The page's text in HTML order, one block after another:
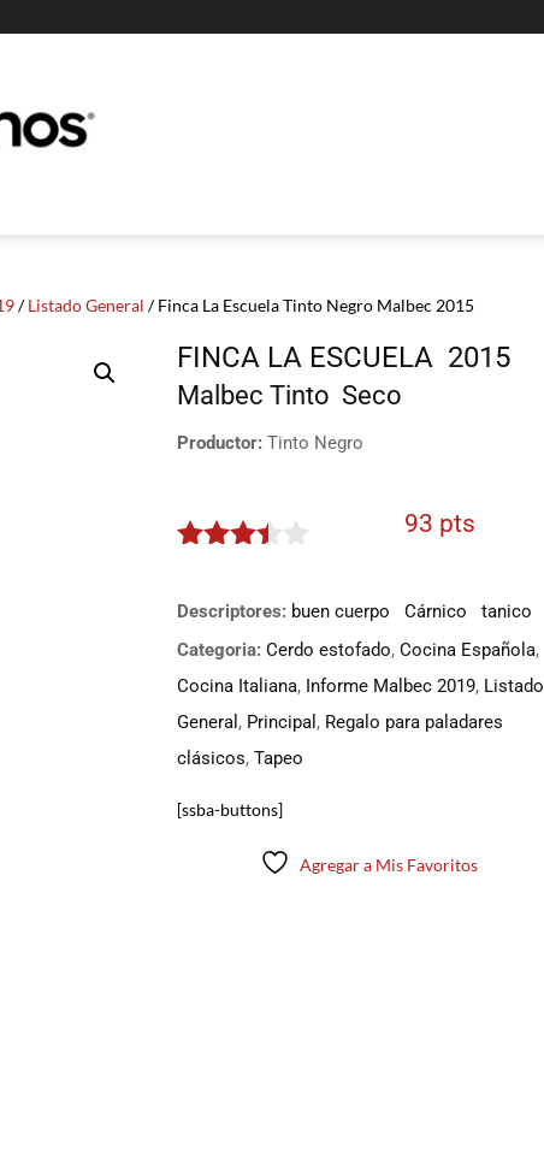
/Listado General / Finca La Escuela Tinto Negro Malbec 2015
FINCA LA ESCUELA 2015
Malbec Tinto Seco
Productor: Tinto Negro
93 pts
Descriptores: buen cuerpo Cárnico
tanico
Categoria: Cerdo estofado, Cocina Española,
Cocina Italiana, Informe Malbec 2019, Listado
General , Principal , Regalo para paladares
clásicos, Tapeo
[ssba-buttons]
Agregar a Mis Favoritos